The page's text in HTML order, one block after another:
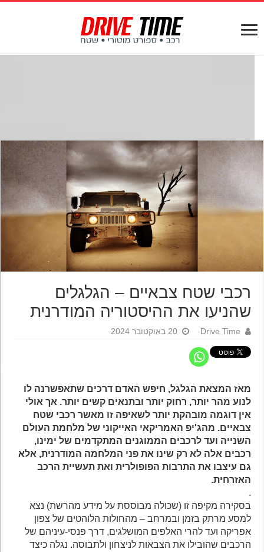
רכבי שטח צבאיים – הגלגלים
שהניעו את ההיסטוריה המודרנית
Drive Time 20 באוקטובר 2024
מאז המצאת הגלגל, חיפש האדם דרכים שתאפשרנה לו
לנוע מהר יותר, רחוק יותר ובתנאים קשים יותר. אך אולי
אין דוגמה מובהקת יותר לשאיפה זו מאשר רכבי שטח
צבאיים. מהג'יפ האמריקאי האייקוני של מלחמת העולם
השנייה ועד לרכבים הממוגנים המתקדמים של ימינו,
רכבים אלה לא רק שינו את פני המלחמה המודרנית, אלא
גם עיצבו את התרבות הפופולרית ואת תעשיית הרכב
האזרחית.
בסקירה מקיפה זו (שכולה מבוססת על מידע מהרשת) נצא
למסע מרתק בזמן ובמרחב – מהחולות הלוהטים של צפון
אפריקה ועד להרי האלפים המושלגים, דרך פנסי-עיניהם של
הרכבים שהובילו את הצבאות לניצחון ולתבוסה. נגלה כיצד